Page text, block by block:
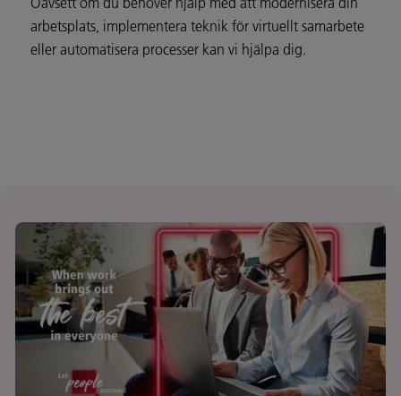
arbetsplats, implementera teknik för virtuellt samarbete
eller automatisera processer kan vi hjälpa dig.